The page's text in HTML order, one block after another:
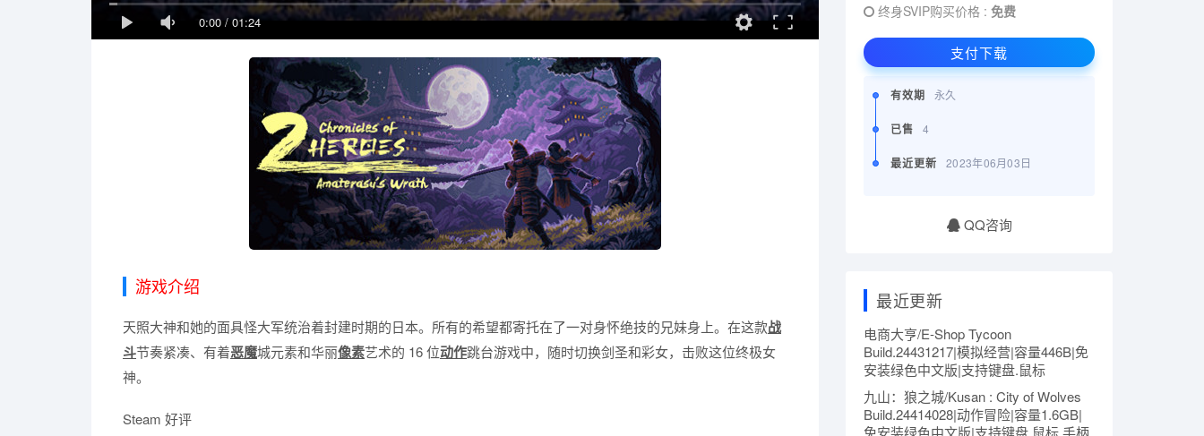
0:00/01:24
游戏介绍
天照大神和她的面具怪大军统治着封建时期的日本。所有的希望都寄托在了一对身怀绝技的兄妹身上。在这款战
斗节奏紧凑、有着恶魔城元素和华丽像素艺术的 16 位动作跳台游戏中，随时切换剑圣和彩女，击败这位终极女
神。
Steam 好评
终身SVIP购买价格 :免费
支付下载
有效期 永久
已售 4
最近更新 2023年06月03日
QQ咨询
最近更新
电商大亨/E-Shop Tycoon
Build.24431217|模拟经营|容量446B|免
安装绿色中文版|支持键盘.鼠标
九山：狼之城/Kusan : City of Wolves
Build.24414028|动作冒险|容量1.6GB|
免安装绿色中文版|支持键盘.鼠标.手柄